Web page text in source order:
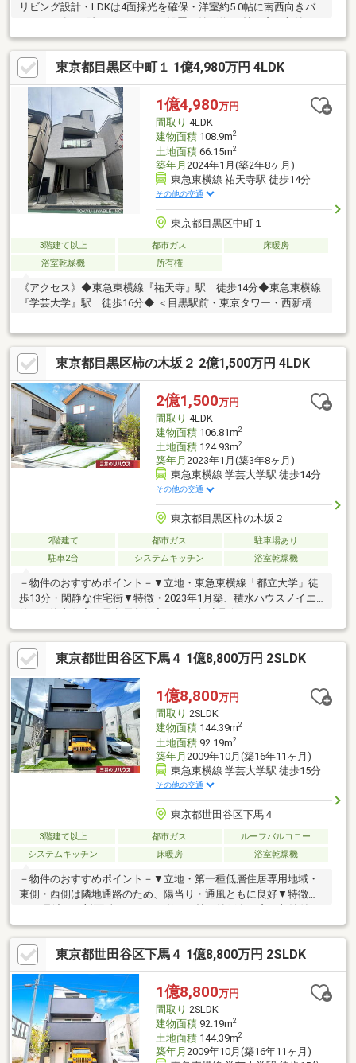
リビング設計・LDKは4面採光を確保・洋室約5.0帖に南西向きバ
付、多用途に活用可能・駐車1台可能(車種による)▼設備・床暖房
(リビング)・食洗機・1616サイズの浴室／浴室換気乾燥機▼周辺
環境・まいばすけっと中央町2丁目店 徒歩6分(約420m)・目黒区立
油面小学校 徒歩6分(約430m)・油面公園 徒歩5分(約350m)■ ご希
望の住まい探しをお手伝いします ━━━━━・・・物件の詳細・
ご相談はお気軽にお問い合わせください。
東京都目黒区中町１ 1億4,980万円 4LDK
1億4,980万円
間取り 4LDK
建物面積108.9m2
土地面積66.15m2
築年月 2024年1月(築2年8ヶ月)
東急東横線 祐天寺駅 徒歩14分
その他の交通
東京都目黒区中町１
3階建て以上 都市ガス
床暖房
浴室乾燥機
所有権
《アクセス》◆東急東横線『祐天寺』駅 徒歩14分◆東急東横線
『学芸大学』駅 徒歩16分◆ ＜目黒駅前・東京タワー・西新橋二
《ポイント》・LD部分床暖房・車庫あり※車サイズ要確認・ 洗面
2ボウル ・豊富な収納スペース・天窓あり⇒採光: 側面の窓の約3
倍の光を室内に取り込める 通風: 開閉タイプは効率よく部屋の空
気を入れ替えられる〇20畳の大型LDKや収納豊富な4LDK 《住環境
の良さ》～周辺は閑静な街並みの広がる住宅街～・駅までのアク
セスも明るい道のりです。
東京都目黒区柿の木坂２ 2億1,500万円 4LDK
2億1,500万円
間取り 4LDK
建物面積106.81m2
土地面積124.93m2
築年月 2023年1月(築3年8ヶ月)
東急東横線 学芸大学駅 徒歩14分
その他の交通
東京都目黒区柿の木坂２
2階建て 都市ガス
駐車場あり
駐車2台
システムキッチン 浴室乾燥機
－物件のおすすめポイント－▼立地・東急東横線「都立大学」徒
歩13分・閑静な住宅街▼特徴・2023年1月築、積水ハウスノイエ
チン採用、パントリー有・主寝室約8.5帖はカウンタースペース
付、大容量のWIC有・SICは2WAY仕様、家事動線良好・駐車2台可
能(車種制限有)▼設備・食洗機・浄水器・浴室換気乾燥機、ガス
衣類乾燥機▼周辺環境・東急ストア駒沢通り野沢店 徒歩5分(約
350m)■ ご希望の住まい探しをお手伝いします ━━━━━・・・
物件の詳細・ご相談はお気軽にお問い合わせください。
東京都世田谷区下馬４ 1億8,800万円 2SLDK
1億8,800万円
間取り 2SLDK
建物面積144.39m2
土地面積92.19m2
築年月 2009年10月(築16年11ヶ月)
東急東横線 学芸大学駅 徒歩15分
その他の交通
東京都世田谷区下馬４
3階建て以上 都市ガス
ルーフバルコニー
システムキッチン
床暖房 浴室乾燥機
－物件のおすすめポイント－▼立地・第一種低層住居専用地域・
東側・西側は隣地通路のため、陽当り・通風ともに良好▼特徴・
多目的に活用可能・ホテルライクなダブルボウル洗面台・周囲を
見渡せるルーフバルコニー(天候による)・駐車スペース有(車種に
よる)▼設備・床暖房(LD)・食洗機／浄水器▼2025年内外装リフォ
ーム履歴【張替】クロス、フロアタイル【その他】トイレ交換、
外壁塗装・高圧洗浄 他■ ご希望の住まい探しをお手伝いします
━━━━━・・・物件の詳細・ご相談はお気軽にお問い合わせく
ださい。
東京都世田谷区下馬４ 1億8,800万円 2SLDK
1億8,800万円
間取り 2SLDK
建物面積92.19m2
土地面積144.39m2
築年月 2009年10月(築16年11ヶ月)